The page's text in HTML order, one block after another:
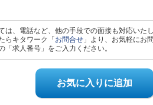
は、電話など、他の手段での面接も対応いたし
らキタワーク「 お問合せ 」より、お気軽にお
「求人番号」をご入力ください。
お気に入りに追加